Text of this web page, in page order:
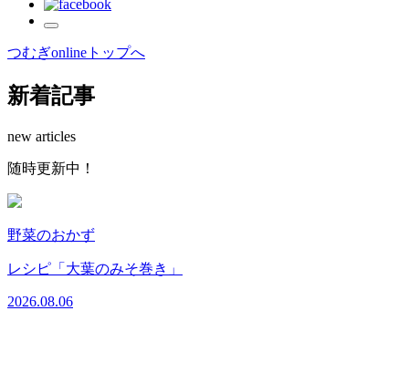
つむぎonlineトップへ
新着記事
new articles
随時更新中！
野菜のおかず
レシピ「大葉のみそ巻き」
2026.08.06